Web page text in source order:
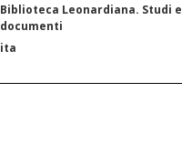
Biblioteca Leonardiana. Studi e
documenti
ita